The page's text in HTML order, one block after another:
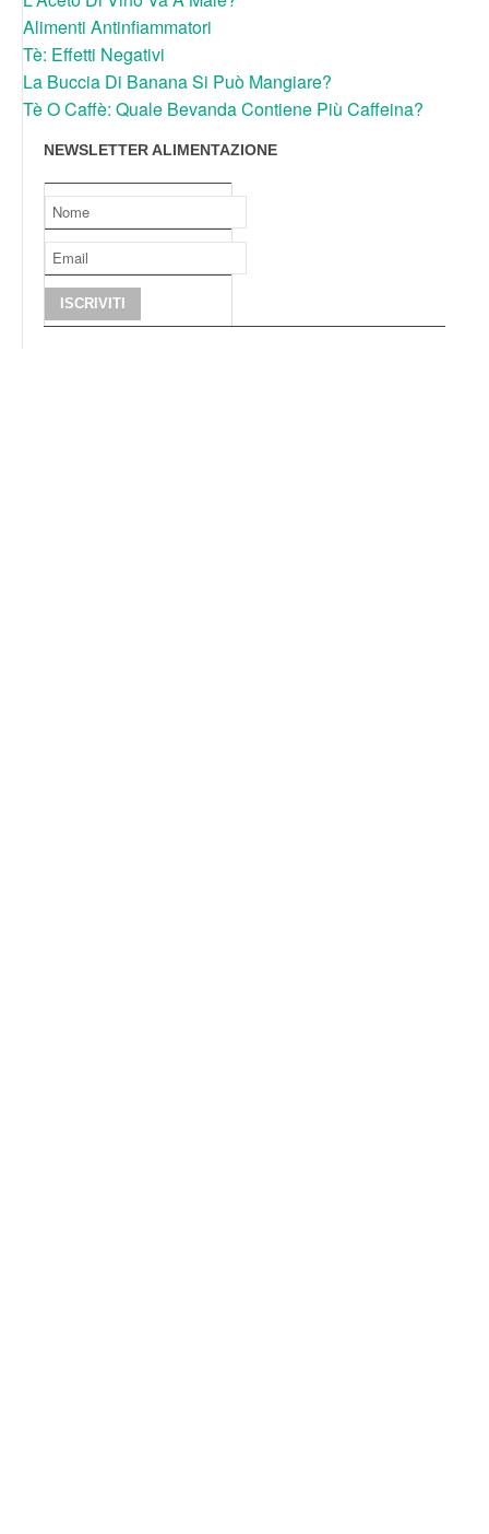
Alimenti Antinfiammatori
Tè: Effetti Negativi
La Buccia Di Banana Si Può Mangiare?
Tè O Caffè: Quale Bevanda Contiene Più Caffeina?
NEWSLETTER ALIMENTAZIONE